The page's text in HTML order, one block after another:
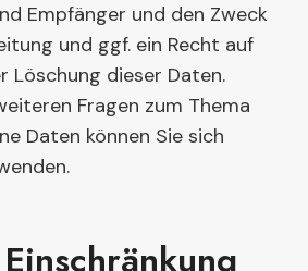
Empfänger und den Zweck
und ggf. ein Recht auf
Löschung dieser Daten.
Fragen zum Thema
Daten können Sie sich